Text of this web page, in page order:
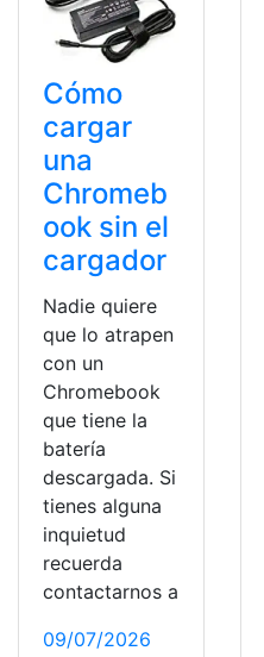
Cómo
cargar
una
Chromeb
ook sin el
cargador
Nadie quiere
que lo atrapen
con un
Chromebook
que tiene la
batería
descargada. Si
tienes alguna
inquietud
recuerda
contactarnos a
09/07/2026